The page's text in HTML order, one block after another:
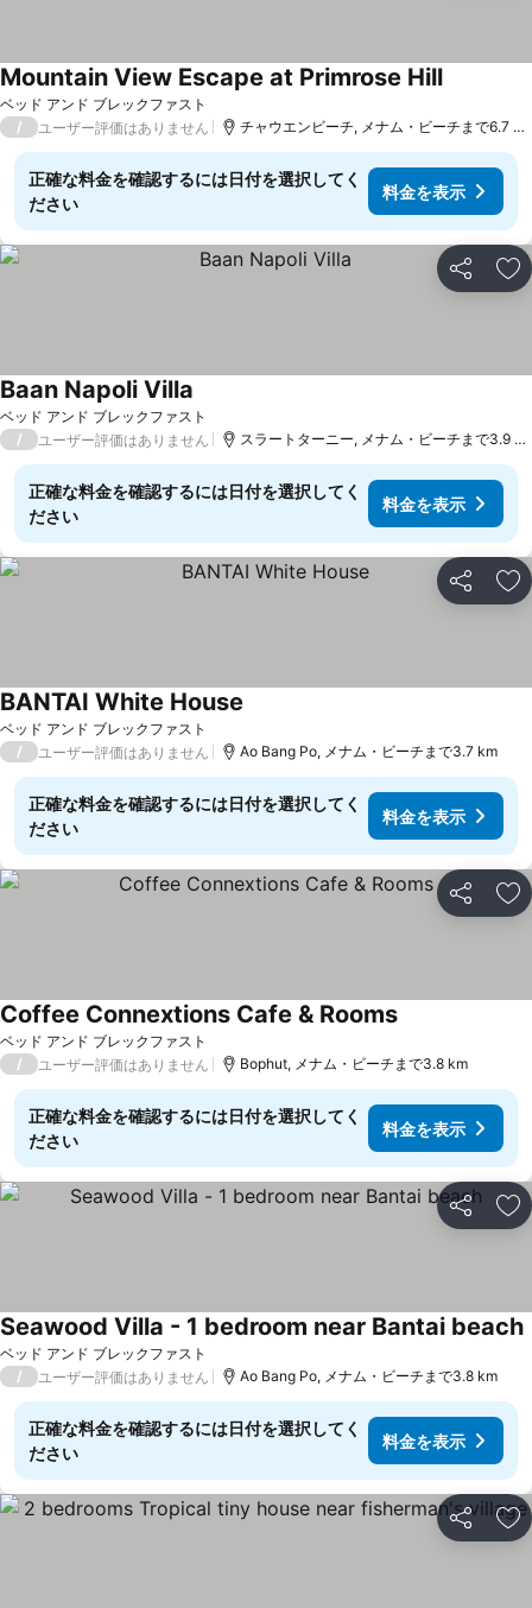
ベッド アンド ブレックファスト
Mountain View Escape at Primrose Hill
/ ユーザー評価はありません チャウエンビーチ, メナム・ビーチまで6.7 km
正確な料金を確認するには日付を選択してく
ださい
料金を表示
シェア お
ベッド アンド ブレックファスト
Baan Napoli Villa
/ ユーザー評価はありません スラートターニー, メナム・ビーチまで3.9 km
正確な料金を確認するには日付を選択してく
ださい
料金を表示
シェア お
ベッド アンド ブレックファスト
BANTAI White House
/ ユーザー評価はありません Ao Bang Po, メナム・ビーチまで3.7 km
正確な料金を確認するには日付を選択してく
ださい
料金を表示
シェア お
ベッド アンド ブレックファスト
Coffee Connextions Cafe & Rooms
/ ユーザー評価はありません Bophut, メナム・ビーチまで3.8 km
正確な料金を確認するには日付を選択してく
ださい
料金を表示
シェア お
ベッド アンド ブレックファスト
Seawood Villa - 1 bedroom near Bantai beach
/ ユーザー評価はありません Ao Bang Po, メナム・ビーチまで3.8 km
正確な料金を確認するには日付を選択してく
ださい
料金を表示
シェア お